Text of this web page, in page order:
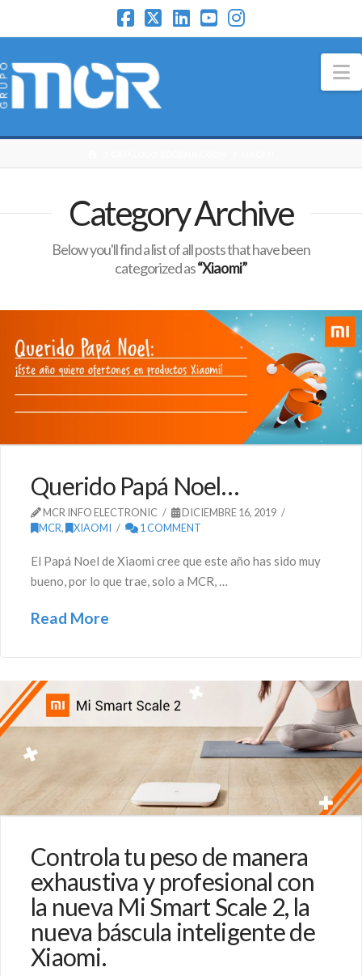
Category Archive
Below you'll find a list of all posts that have been
categorized as“Xiaomi”
Querido Papá Noel…
MCR INFO ELECTRONIC
DICIEMBRE 16, 2019
MCR, XIAOMI 1 COMMENT
El Papá Noel de Xiaomi cree que este año has sido muy
bueno, por lo que trae, solo a MCR, …
Read More
Controla tu peso de manera
exhaustiva y profesional con
la nueva Mi Smart Scale 2, la
nueva báscula inteligente de
Xiaomi.